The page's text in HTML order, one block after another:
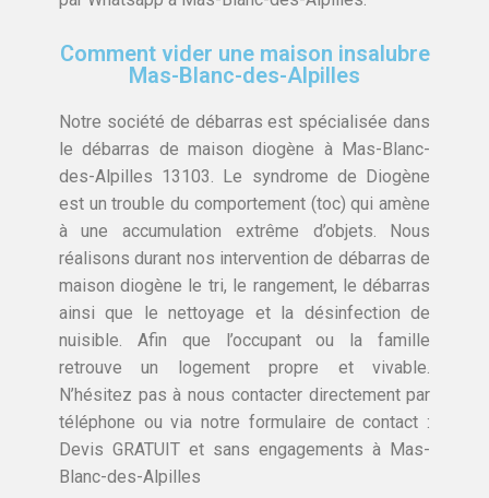
Comment vider une maison insalubre
Mas-Blanc-des-Alpilles
Notre société de débarras est spécialisée dans
le débarras de maison diogène à Mas-Blanc-
des-Alpilles 13103. Le syndrome de Diogène
est un trouble du comportement (toc) qui amène
à une accumulation extrême d’objets. Nous
réalisons durant nos intervention de débarras de
maison diogène le tri, le rangement, le débarras
ainsi que le nettoyage et la désinfection de
nuisible. Afin que l’occupant ou la famille
retrouve un logement propre et vivable.
N’hésitez pas à nous contacter directement par
téléphone ou via notre formulaire de contact :
Devis GRATUIT et sans engagements à Mas-
Blanc-des-Alpilles